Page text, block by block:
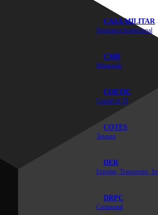
CASA MILITAR
Segurança Institucional
CMR
Mineração
COETIC
Comitê de TI
COTES
Tesouro
DER
DRPC
Cerimonial